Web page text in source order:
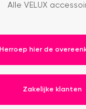
Alle VELUX
Herroep hier de
Zakelijke klanten